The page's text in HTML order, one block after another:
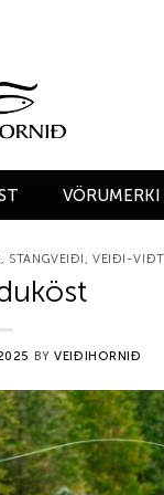
VÖRUMERKI
, STANGVEIÐI,VEIÐI-
BYVEIÐIHORNIÐ